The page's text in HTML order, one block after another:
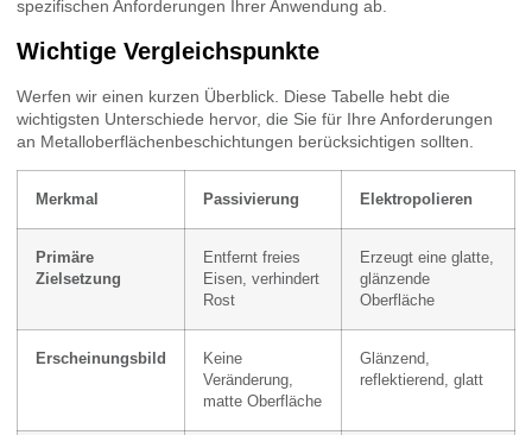
spezifischen Anforderungen Ihrer Anwendung ab.
Wichtige Vergleichspunkte
Werfen wir einen kurzen Überblick. Diese Tabelle hebt die
wichtigsten Unterschiede hervor, die Sie für Ihre Anforderungen
an Metalloberflächenbeschichtungen berücksichtigen sollten.
Merkmal Passivierung Elektropolieren
Primäre
Zielsetzung
Entfernt freies
Eisen, verhindert
Rost
Erzeugt eine glatte,
glänzende
Oberfläche
Erscheinungsbild
Keine
Veränderung,
matte Oberfläche
Glänzend,
reflektierend, glatt